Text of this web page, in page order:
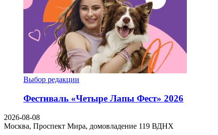
Выбор редакции
Фестиваль «Четыре Лапы Фест» 2026
2026-08-08
Москва, Проспект Мира, домовладение 119 ВДНХ